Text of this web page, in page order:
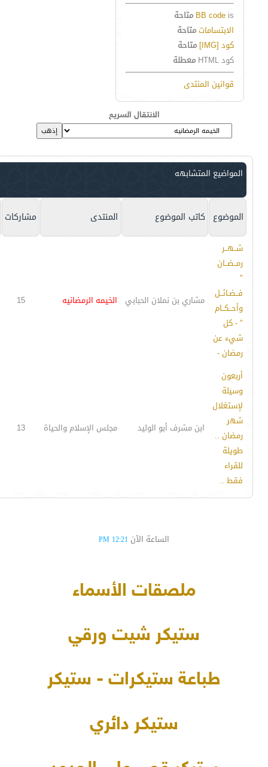
BB code is
متاحة
الابتساماتمتاحة
كود [IMG]
متاحة
كود HTML
معطلة
قوانين المنتدى
الانتقال السريع
المواضيع المتشابهه
الموضوع كاتب الموضوع المنتدى مشاركات
شــهــر
رمــضــان
"
فــضـائــل
وأحــكــام
" - كل
شيء عن
رمضان -
مشاري بن نملان الحبابي الخيمه الرمضانيه 15
أربعون
وسيلة
لإستغلال
شهر
رمضان ..
طويلة
للقراء
فقط ..
ابن مشرف أبو الوليد مجلس الإسلام والحياة 13
الساعة الآن 12:21 PM
ملصقات الأسماء
ستيكر شيت ورقي
طباعة ستيكرات - ستيكر
ستيكر دائري